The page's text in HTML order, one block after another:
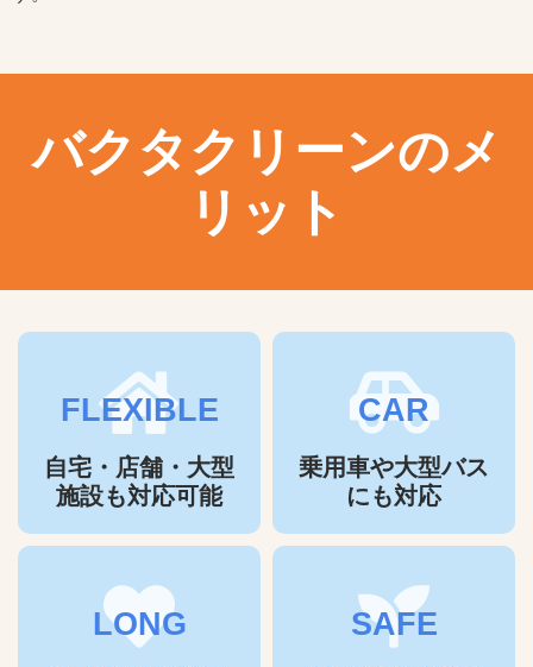
バクタクリーンのメ
リット
FLEXIBLE
自宅・店舗・大型
施設も対応可能
CAR
乗用車や大型バス
にも対応
LONG SAFE